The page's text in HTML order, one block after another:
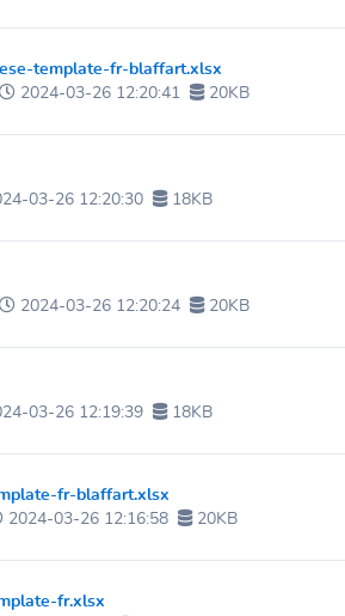
template-fr-blaffart.xlsx
2024-03-26 12:20:41 20KB
03-26 12:20:30 18KB
2024-03-26 12:20:24 20KB
03-26 12:19:39 18KB
fr-blaffart.xlsx
2024-03-26 12:16:58 20KB
fr.xlsx